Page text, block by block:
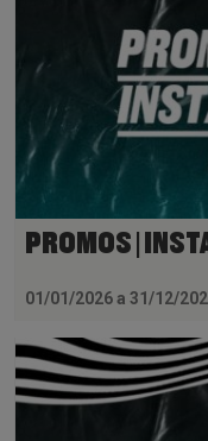
PROMOS |
01/01/2026 a 31/12/